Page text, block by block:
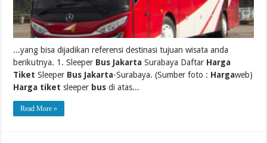
...yang bisa dijadikan referensi destinasi tujuan wisata anda
berikutnya. 1. Sleeper Bus Jakarta Surabaya Daftar Harga
Tiket Sleeper Bus Jakarta-Surabaya. (Sumber foto : Hargaweb)
Harga tiket sleeper bus di atas...
Read More »